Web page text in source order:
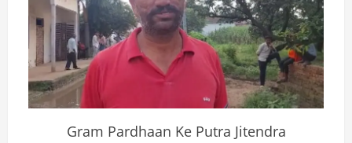
Gram Pardhaan Ke Putra Jitendra